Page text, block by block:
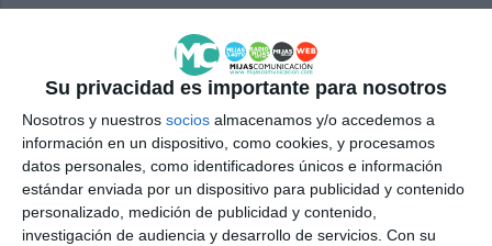
Su privacidad es importante para nosotros
Nosotros y nuestros socios almacenamos y/o accedemos a
información en un dispositivo, como cookies, y procesamos
datos personales, como identificadores únicos e información
estándar enviada por un dispositivo para publicidad y contenido
personalizado, medición de publicidad y contenido,
investigación de audiencia y desarrollo de servicios. Con su
El rey Felipe VI concede a la
Venerable Hermandad del
Cristo de la Paz el título de Real
ACTUALIDAD
La Hermandad de Jesús Vivo
invita a acompañar a la Virgen
de la Paz en su romería